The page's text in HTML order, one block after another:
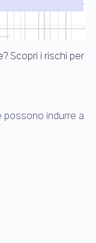
Scopri i rischi per
possono indurre a